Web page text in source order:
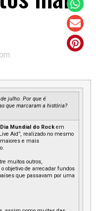
julho. Por que é
que marcaram a história?
Dia Mundial do Rock em
Aid”, realizado no mesmo
e mais
muitos outros,
objetivo de arrecadar fundos
que passavam por uma